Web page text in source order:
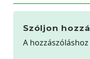
Szóljon hozzá
A hozzászóláshoz